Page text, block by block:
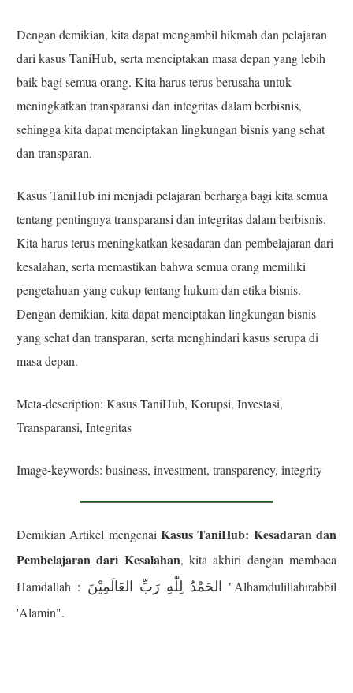
Dengan demikian, kita dapat mengambil hikmah dan pelajaran
dari kasus TaniHub, serta menciptakan masa depan yang lebih
baik bagi semua orang. Kita harus terus berusaha untuk
meningkatkan transparansi dan integritas dalam berbisnis,
sehingga kita dapat menciptakan lingkungan bisnis yang sehat
dan transparan.
Kasus TaniHub ini menjadi pelajaran berharga bagi kita semua
tentang pentingnya transparansi dan integritas dalam berbisnis.
Kita harus terus meningkatkan kesadaran dan pembelajaran dari
kesalahan, serta memastikan bahwa semua orang memiliki
pengetahuan yang cukup tentang hukum dan etika bisnis.
Dengan demikian, kita dapat menciptakan lingkungan bisnis
yang sehat dan transparan, serta menghindari kasus serupa di
masa depan.
Meta-description: Kasus TaniHub, Korupsi, Investasi,
Transparansi, Integritas
Image-keywords: business, investment, transparency, integrity
Demikian Artikel mengenai Kasus TaniHub: Kesadaran dan
Pembelajaran dari Kesalahan, kita akhiri dengan membaca
Hamdallah : الحَمْدُ لِلّٰهِ رَبِّ العَالَمِيْنَ "Alhamdulillahirabbil
'Alamin".